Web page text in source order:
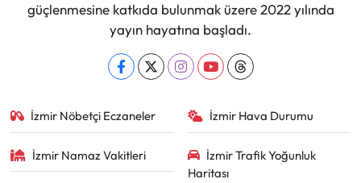
güçlenmesine katkıda bulunmak üzere 2022 yılında
yayın hayatına başladı.
İzmir Nöbetçi Eczaneler İzmir Hava Durumu
İzmir Namaz Vakitleri
İzmir Trafik Yoğunluk
Haritası